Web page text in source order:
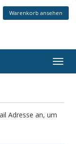
Warenkorb ansehen
Adresse an, um